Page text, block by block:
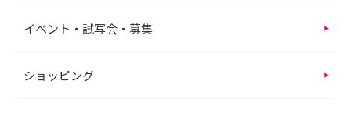
イベント・試写会・募集
ショッピング